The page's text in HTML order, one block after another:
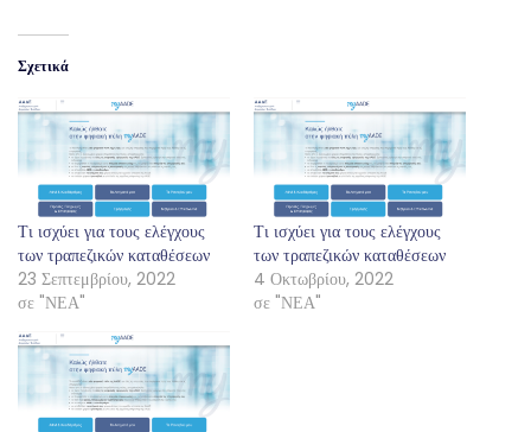
Σχετικά
Τι ισχύει για τους ελέγχους
των τραπεζικών καταθέσεων
23 Σεπτεμβρίου, 2022
σε "ΝΕΑ"
Τι ισχύει για τους ελέγχους
των τραπεζικών καταθέσεων
4 Οκτωβρίου, 2022
σε "ΝΕΑ"